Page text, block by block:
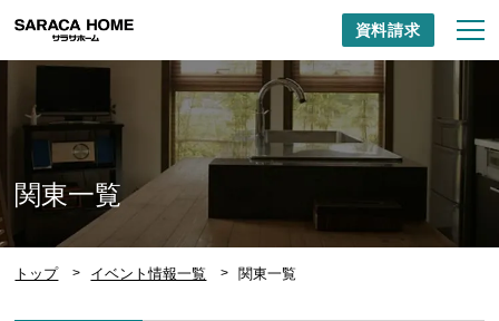
資料請求
関東一覧
トップ イベント情報一覧 関東一覧